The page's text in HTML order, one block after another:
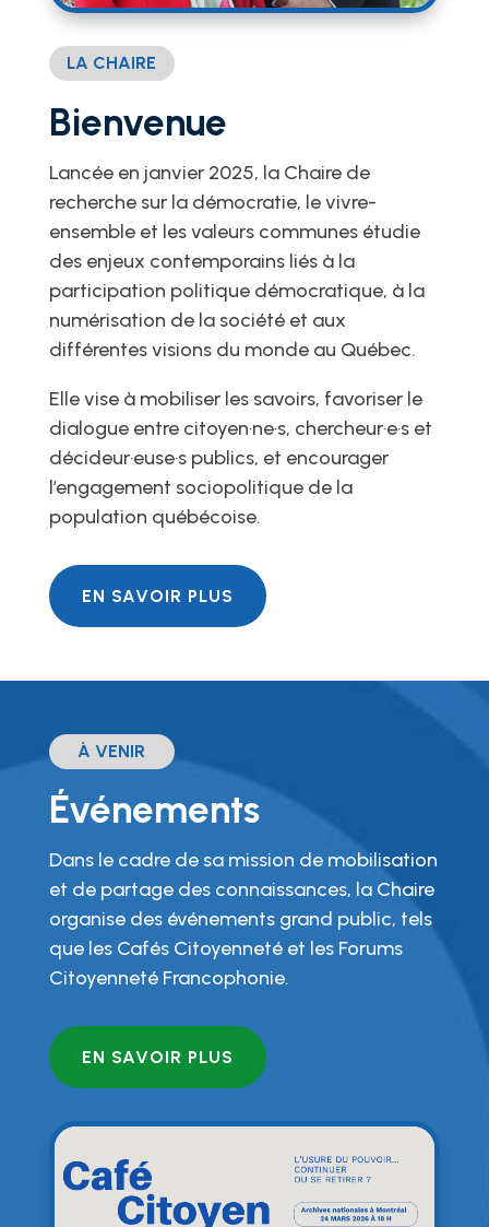
LA CHAIRE
Bienvenue
Lancée en janvier 2025, la Chaire de
recherche sur la démocratie, le vivre-
ensemble et les valeurs communes étudie
des enjeux contemporains liés à la
participation politique démocratique, à la
numérisation de la société et aux
différentes visions du monde au Québec.
Elle vise à mobiliser les savoirs, favoriser le
dialogue entre citoyen·ne·s, chercheur·e·s et
décideur·euse·s publics, et encourager
l’engagement sociopolitique de la
population québécoise.
EN SAVOIR PLUS
À VENIR
Événements
Dans le cadre de sa mission de mobilisation
et de partage des connaissances, la Chaire
organise des événements grand public, tels
que les Cafés Citoyenneté et les Forums
Citoyenneté Francophonie.
EN SAVOIR PLUS